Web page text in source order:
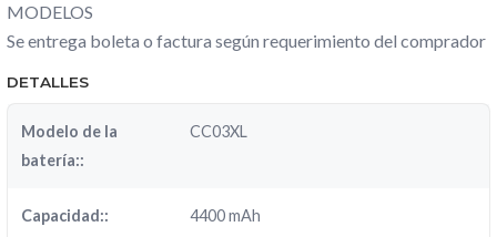
MODELOS
Se entrega boleta o factura según requerimiento del comprador
DETALLES
Modelo de la
batería::
CC03XL
Capacidad:: 4400 mAh